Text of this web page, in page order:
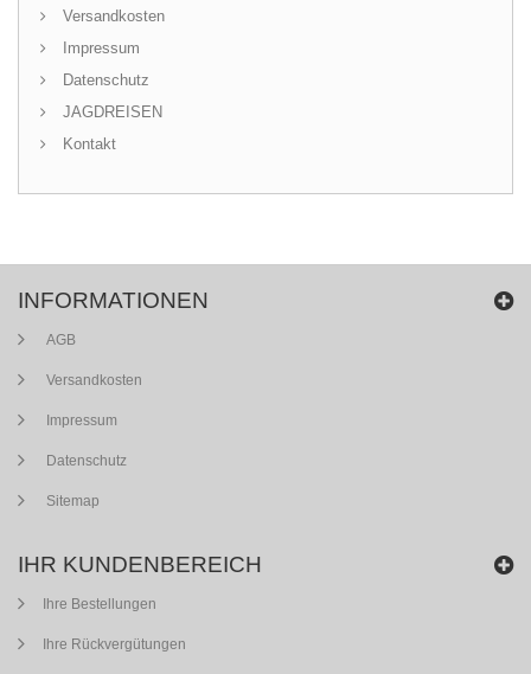
Versandkosten
Impressum
Datenschutz
JAGDREISEN
Kontakt
INFORMATIONEN
AGB
Versandkosten
Impressum
Datenschutz
Sitemap
IHR KUNDENBEREICH
Ihre Bestellungen
Ihre Rückvergütungen